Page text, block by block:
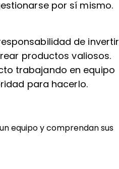
por sí mismo.
de invertir
productos valiosos.
trabajando en equipo
para hacerlo.
equipo y comprendan sus